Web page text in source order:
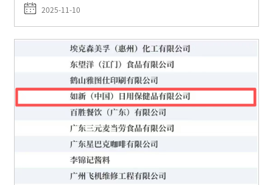
2025-11-10